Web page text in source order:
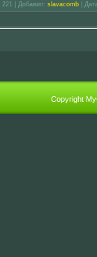
221 Добавил: slavacomb
Copyright